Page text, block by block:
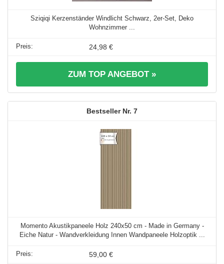
Sziqiqi Kerzenständer Windlicht Schwarz, 2er-Set, Deko
Wohnzimmer ...
24,98 €
ZUM TOP ANGEBOT »
7
Momento Akustikpaneele Holz 240x50 cm - Made in Germany -
Eiche Natur - Wandverkleidung Innen Wandpaneele Holzoptik ...
59,00 €